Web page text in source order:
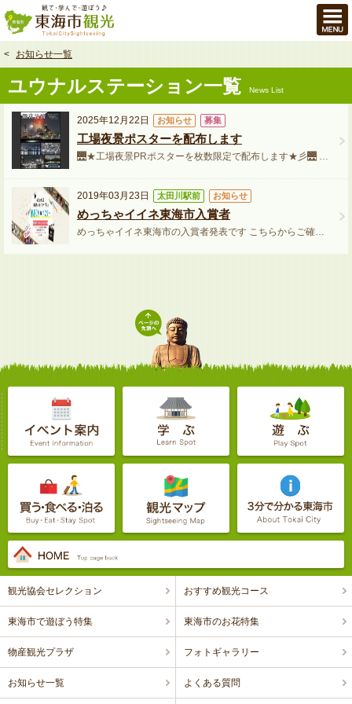
本
文
お知らせ一覧
ユウナルステーション一覧 News List
2025年12月22日 お知らせ 募集
工場夜景ポスターを配布します
🌉★工場夜景PRポスターを枚数限定で配布します★彡🌉 東海市内の“工場夜景”を迫力たっぷりに切...
2019年03月23日 太田川駅前 お知らせ
めっちゃイイネ東海市入賞者
めっちゃイイネ東海市の入賞者発表です こちらからご確認ください https://youtu.be/yy...
観光協会セレクション おすすめ観光コース
東海市で遊ぼう特集 東海市のお花特集
物産観光プラザ フォトギャラリー
お知らせ一覧 よくある質問